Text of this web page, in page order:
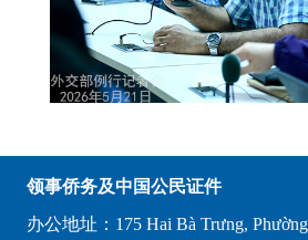
领事侨务及中国公民证件
办公地址：175 Hai Bà Trưng,